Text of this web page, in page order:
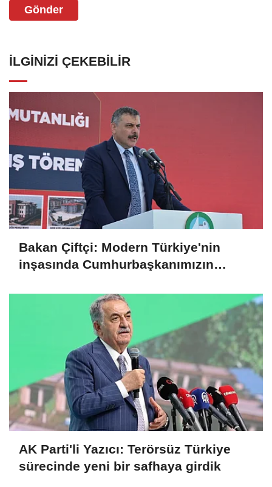
Gönder
İLGINIZI ÇEKEBILIR
Bakan Çiftçi: Modern Türkiye'nin
inşasında Cumhurbaşkanımızın
AK Parti'li Yazıcı: Terörsüz Türkiye
sürecinde yeni bir safhaya girdik